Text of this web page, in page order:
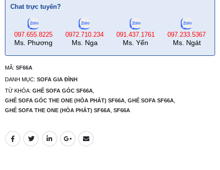
Chat trực tuyến?
097.655.8225
Ms. Phương
0972.710.234
Ms. Nga
091.437.1761
Ms. Yến
097.233.5367
Ms. Ngát
MÃ: SF66A
DANH MỤC: SOFA GIA ĐÌNH
TỪ KHÓA: GHẾ SOFA GÓC SF66A
GHẾ SOFA GÓC THE ONE (HÒA PHÁT) SF66A GHẾ SOFA SF66A
GHẾ SOFA THE ONE (HÒA PHÁT) SF66A SF66A